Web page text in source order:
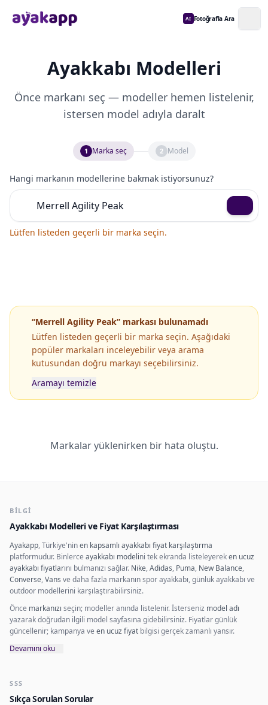
AI Fotoğrafla Ara
Ayakkabı Modelleri
Önce markanı seç — modeller hemen listelenir,
istersen model adıyla daralt
1 Marka seç 2 Model
Hangi markanın modellerine bakmak istiyorsunuz?
Lütfen listeden geçerli bir marka seçin.
“Merrell Agility Peak” markası bulunamadı
Lütfen listeden geçerli bir marka seçin. Aşağıdaki
popüler markaları inceleyebilir veya arama
kutusundan doğru markayı seçebilirsiniz.
Aramayı temizle
Markalar yüklenirken bir hata oluştu.
BILGI
Ayakkabı Modelleri ve Fiyat Karşılaştırması
Ayakapp, Türkiye'ninen kapsamlı ayakkabı fiyat karşılaştırma
platformudur. Binlerce ayakkabı modelini tek ekranda listeleyereken ucuz
ayakkabı fiyatlarını bulmanızı sağlar. Nike,Adidas, Puma, New Balance,
Converse,Vans ve daha fazla markanın spor ayakkabı, günlük ayakkabı ve
outdoor modellerini karşılaştırabilirsiniz.
Önce markanızı seçin; modeller anında listelenir. İsterseniz model adı
yazarak doğrudan ilgili model sayfasına gidebilirsiniz. Fiyatlar günlük
güncellenir; kampanya ve en ucuz fiyat bilgisi gerçek zamanlı yansır.
Devamını oku
SSS
Sıkça Sorulan Sorular